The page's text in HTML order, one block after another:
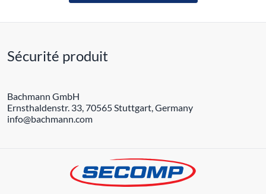
Sécurité produit
Bachmann GmbH
Ernsthaldenstr. 33, 70565 Stuttgart, Germany
info@bachmann.com